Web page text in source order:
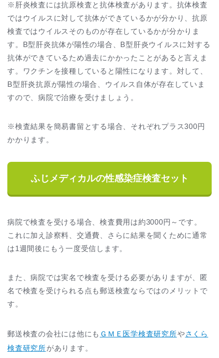
※肝炎検査には抗原検査と抗体検査があります。抗体検査
ではウイルスに対して抗体ができているかが分かり、抗原
検査ではウイルスそのものが存在しているかが分かりま
す。B型肝炎抗体が陽性の場合、B型肝炎ウイルスに対する
抗体ができているため過去にかかったことがあると言えま
す。ワクチンを接種していると陽性になります。対して、
B型肝炎抗原が陽性の場合、ウイルス自体が存在していま
すので、病院で治療を受けましょう。
※検査結果を簡易書留とする場合、それぞれプラス300円
かかります。
ふじメディカルの性感染症検査セット
病院で検査を受ける場合、検査費用は約3000円～です。
これに加え診察料、交通費、さらに結果を聞くために通常
は1週間後にもう一度受信します。
また、病院では実名で検査を受ける必要がありますが、匿
名で検査を受けられる点も郵送検査ならではのメリットで
す。
郵送検査の会社には他にも ＧＭＥ医学検査研究所やさくら
検査研究所があります。